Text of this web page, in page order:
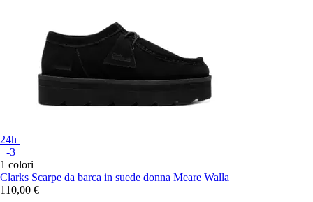
24h
+-3
1 colori
Clarks Scarpe da barca in suede donna Meare Walla
110,00 €